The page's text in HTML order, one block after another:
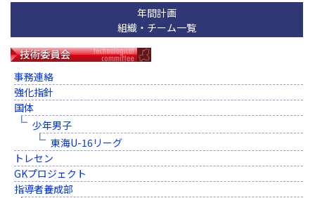
年間計画
組織・チーム一覧
事務連絡
強化指針
国体
少年男子
東海U-16リーグ
トレセン
GKプロジェクト
指導者養成部